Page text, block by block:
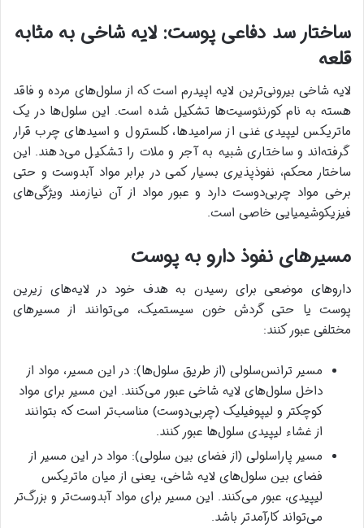
ساختار سد دفاعی پوست: لایه شاخی به مثابه
قلعه
لایه شاخی بیرونی‌ترین لایه اپیدرم است که از سلول‌های مرده و فاقد
هسته به نام کورنئوسیت‌ها تشکیل شده است. این سلول‌ها در یک
ماتریکس لیپیدی غنی از سرامیدها، کلسترول و اسیدهای چرب قرار
گرفته‌اند و ساختاری شبیه به آجر و ملات را تشکیل می‌دهند. این
ساختار محکم، نفوذپذیری بسیار کمی در برابر مواد آبدوست و حتی
برخی مواد چربی‌دوست دارد و عبور مواد از آن نیازمند ویژگی‌های
فیزیکوشیمیایی خاصی است.
مسیرهای نفوذ دارو به پوست
داروهای موضعی برای رسیدن به هدف خود در لایه‌های زیرین
پوست یا حتی گردش خون سیستمیک، می‌توانند از مسیرهای
مختلفی عبور کنند:
مسیر ترانس‌سلولی (از طریق سلول‌ها): در این مسیر، مواد از
داخل سلول‌های لایه شاخی عبور می‌کنند. این مسیر برای مواد
کوچکتر و لیپوفیلیک (چربی‌دوست) مناسب‌تر است که بتوانند
از غشاء لیپیدی سلول‌ها عبور کنند.
مسیر پاراسلولی (از فضای بین سلولی): مواد در این مسیر از
فضای بین سلول‌های لایه شاخی، یعنی از میان ماتریکس
لیپیدی، عبور می‌کنند. این مسیر برای مواد آبدوست‌تر و بزرگ‌تر
می‌تواند کارآمدتر باشد.